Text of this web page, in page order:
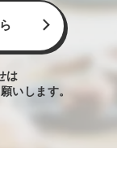
は
いします。